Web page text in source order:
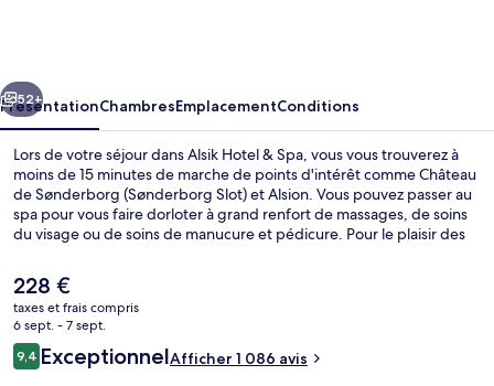
Suivant
52+
PrésentationChambresEmplacementConditions
Lors de votre séjour dans Alsik Hotel & Spa, vous vous trouverez à
moins de 15 minutes de marche de points d'intérêt comme Château
de Sønderborg (Sønderborg Slot) et Alsion. Vous pouvez passer au
spa pour vous faire dorloter à grand renfort de massages, de soins
du visage ou de soins de manucure et pédicure. Pour le plaisir des
dîner. Parmi les autres petits avantages de cet hébergement
figurent une piscine couverte, une piscine extérieure et un bar /
salon. Les autres voyageurs adorent le personnel attentionné.
Le
prix
actuel
est
de
228 €
taxes et frais compris
6 sept. - 7 sept.
Avis
voyageurs
9,49,4 sur 10
ExceptionnelAfficher 1 086 avis